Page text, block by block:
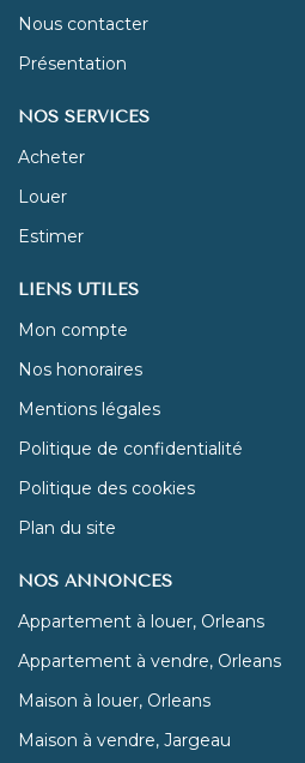
Nous contacter
Présentation
NOS SERVICES
Acheter
Louer
Estimer
LIENS UTILES
Mon compte
Nos honoraires
Mentions légales
Politique de confidentialité
Politique des cookies
Plan du site
NOS ANNONCES
Appartement à louer, Orleans
Appartement à vendre, Orleans
Maison à louer, Orleans
Maison à vendre, Jargeau